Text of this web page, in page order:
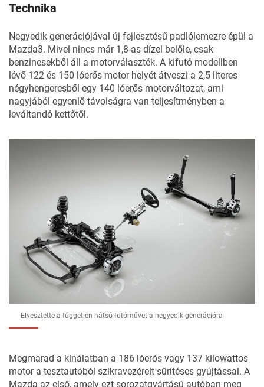
Technika
Negyedik generációjával új fejlesztésű padlólemezre épül a
Mazda3. Mivel nincs már 1,8-as dízel belőle, csak
benzinesekből áll a motorválaszték. A kifutó modellben
lévő 122 és 150 lóerős motor helyét átveszi a 2,5 literes
négyhengeresből egy 140 lóerős motorváltozat, ami
nagyjából egyenlő távolságra van teljesítményben a
leváltandó kettőtől.
Elvesztette a független hátsó futóművet a negyedik generációra
Megmarad a kínálatban a 186 lóerős vagy 137 kilowattos
motor a tesztautóból szikravezérelt sűrítéses gyújtással. A
Mazda az első, amely ezt sorozatgyártású autóban meg